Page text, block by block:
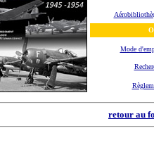
Mode
retour au